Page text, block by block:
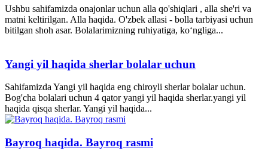
Ushbu sahifamizda onajonlar uchun alla qo'shiqlari , alla she'ri va
matni keltirilgan. Alla haqida. O'zbek allasi - bolla tarbiyasi uchun
bitilgan shoh asar. Bolalarimizning ruhiyatiga, ko‘ngliga...
Yangi yil haqida sherlar bolalar uchun
Sahifamizda Yangi yil haqida eng chiroyli sherlar bolalar uchun.
Bog'cha bolalari uchun 4 qator yangi yil haqida sherlar.yangi yil
haqida qisqa sherlar. Yangi yil haqida...
Bayroq haqida. Bayroq rasmi